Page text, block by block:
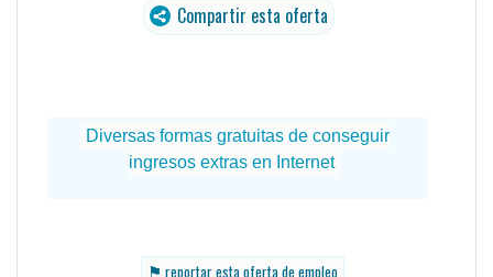
Compartir esta oferta
⚑ reportar esta oferta de empleo